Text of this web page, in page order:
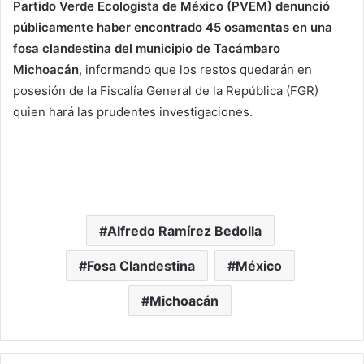
Partido Verde Ecologista de México (PVEM) denunció
públicamente haber encontrado 45 osamentas en una
fosa clandestina del municipio de Tacámbaro
Michoacán, informando que los restos quedarán en
posesión de la Fiscalía General de la República (FGR)
quien hará las prudentes investigaciones.
Alfredo Ramírez Bedolla
Fosa Clandestina México
Michoacán